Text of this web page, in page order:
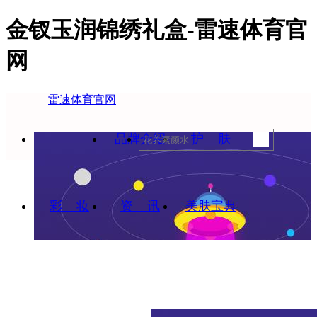
金钗玉润锦绣礼盒-雷速体育官
网
雷速体育官网
雷速体育官 品牌介绍 护 肤
彩 妆 资 讯 美肤宝典